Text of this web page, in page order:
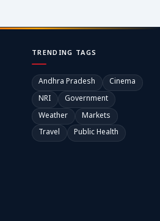
TRENDING TAGS
Andhra Pradesh
Cinema
NRI
Government
Weather
Markets
Travel
Public Health